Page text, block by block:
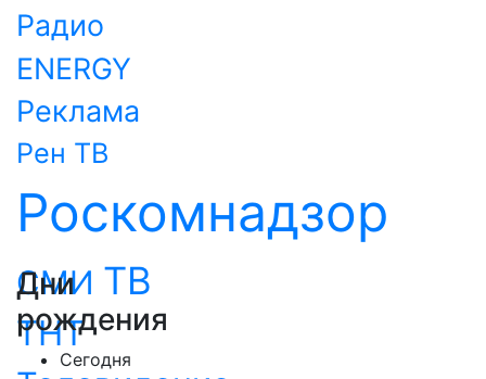
Радио
ENERGY
Реклама
Рен ТВ
Роскомнадзор
СМИ ТВ
ТНТ
Дни
рождения
Сегодня